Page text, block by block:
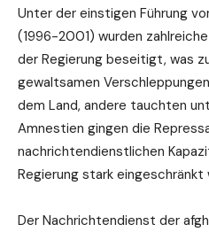
Unter der einstigen Führung
(1996-2001) wurden
der Regierung beseitigt, was
gewaltsamen
dem Land, andere tauchten
Amnestien gingen die
nachrichtendienstlichen
Regierung stark eingeschränkt
Der Nachrichtendienst der